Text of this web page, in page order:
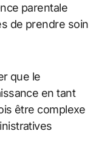
parentale
de prendre soin
que le
en tant
être complexe